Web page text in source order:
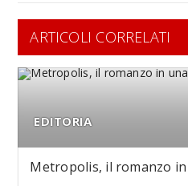
ARTICOLI CORRELATI
EDITORIA
Metropolis, il romanzo